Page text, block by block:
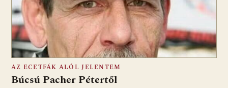
AZ ECETFÁK ALÓL JELENTEM
Búcsú Pacher Pétertől